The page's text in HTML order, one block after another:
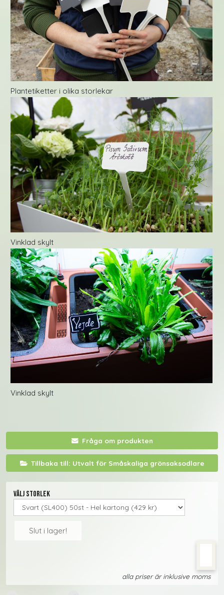
Plantetiketter i olika storlekar
Vinklad skylt
Vinklad skylt
Fråga om produkten
Tillbaka till: Utvalt för Småskaliga grönsaksodlare
Välj storlek
Slut i lager!
alla priser är inklusive moms